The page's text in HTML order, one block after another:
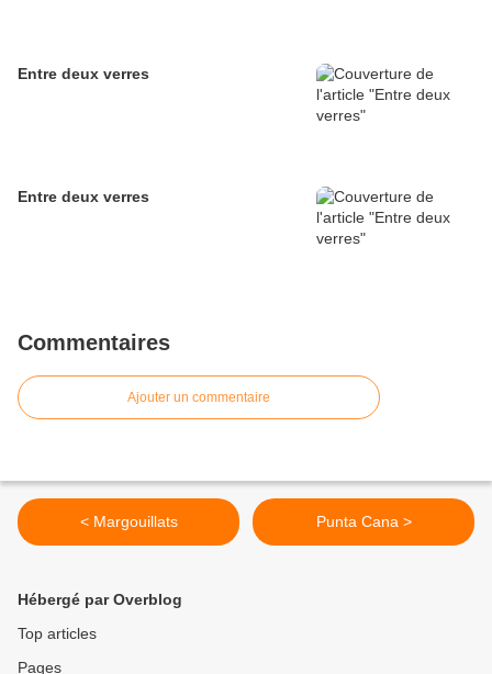
Entre deux verres
Entre deux verres
Commentaires
Ajouter un commentaire
< Margouillats Punta Cana >
Hébergé par Overblog
Top articles
Pages